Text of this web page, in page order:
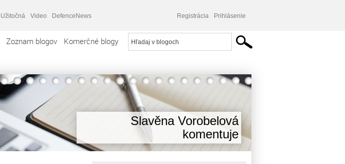
Užitočná Video DefenceNews Registrácia Prihlásenie
Zoznam blogov Komerčné blogy
Slavěna Vorobelová
komentuje